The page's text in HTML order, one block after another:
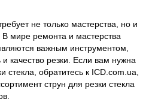
не только мастерства, но и
мире ремонта и мастерства
важным инструментом,
качество резки. Если вам нужна
стекла, обратитесь к ICD.com.ua,
струн для резки стекла